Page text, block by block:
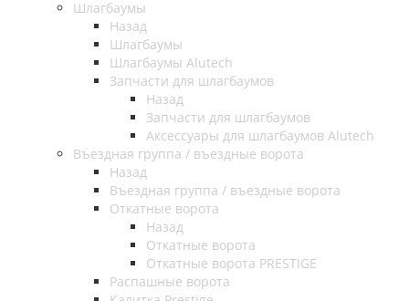
Шлагбаумы
Назад
Шлагбаумы
Шлагбаумы Alutech
Запчасти для шлагбаумов
Назад
Запчасти для шлагбаумов
Аксессуары для шлагбаумов Alutech
Въездная группа / въездные ворота
Назад
Въездная группа / въездные ворота
Откатные ворота
Назад
Откатные ворота
Откатные ворота PRESTIGE
Распашные ворота